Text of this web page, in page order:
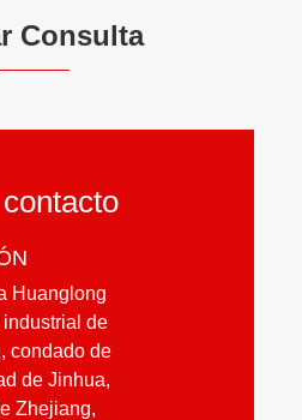
Consulta
Huanglong
industrial de
condado de
de Jinhua,
Zhejiang,